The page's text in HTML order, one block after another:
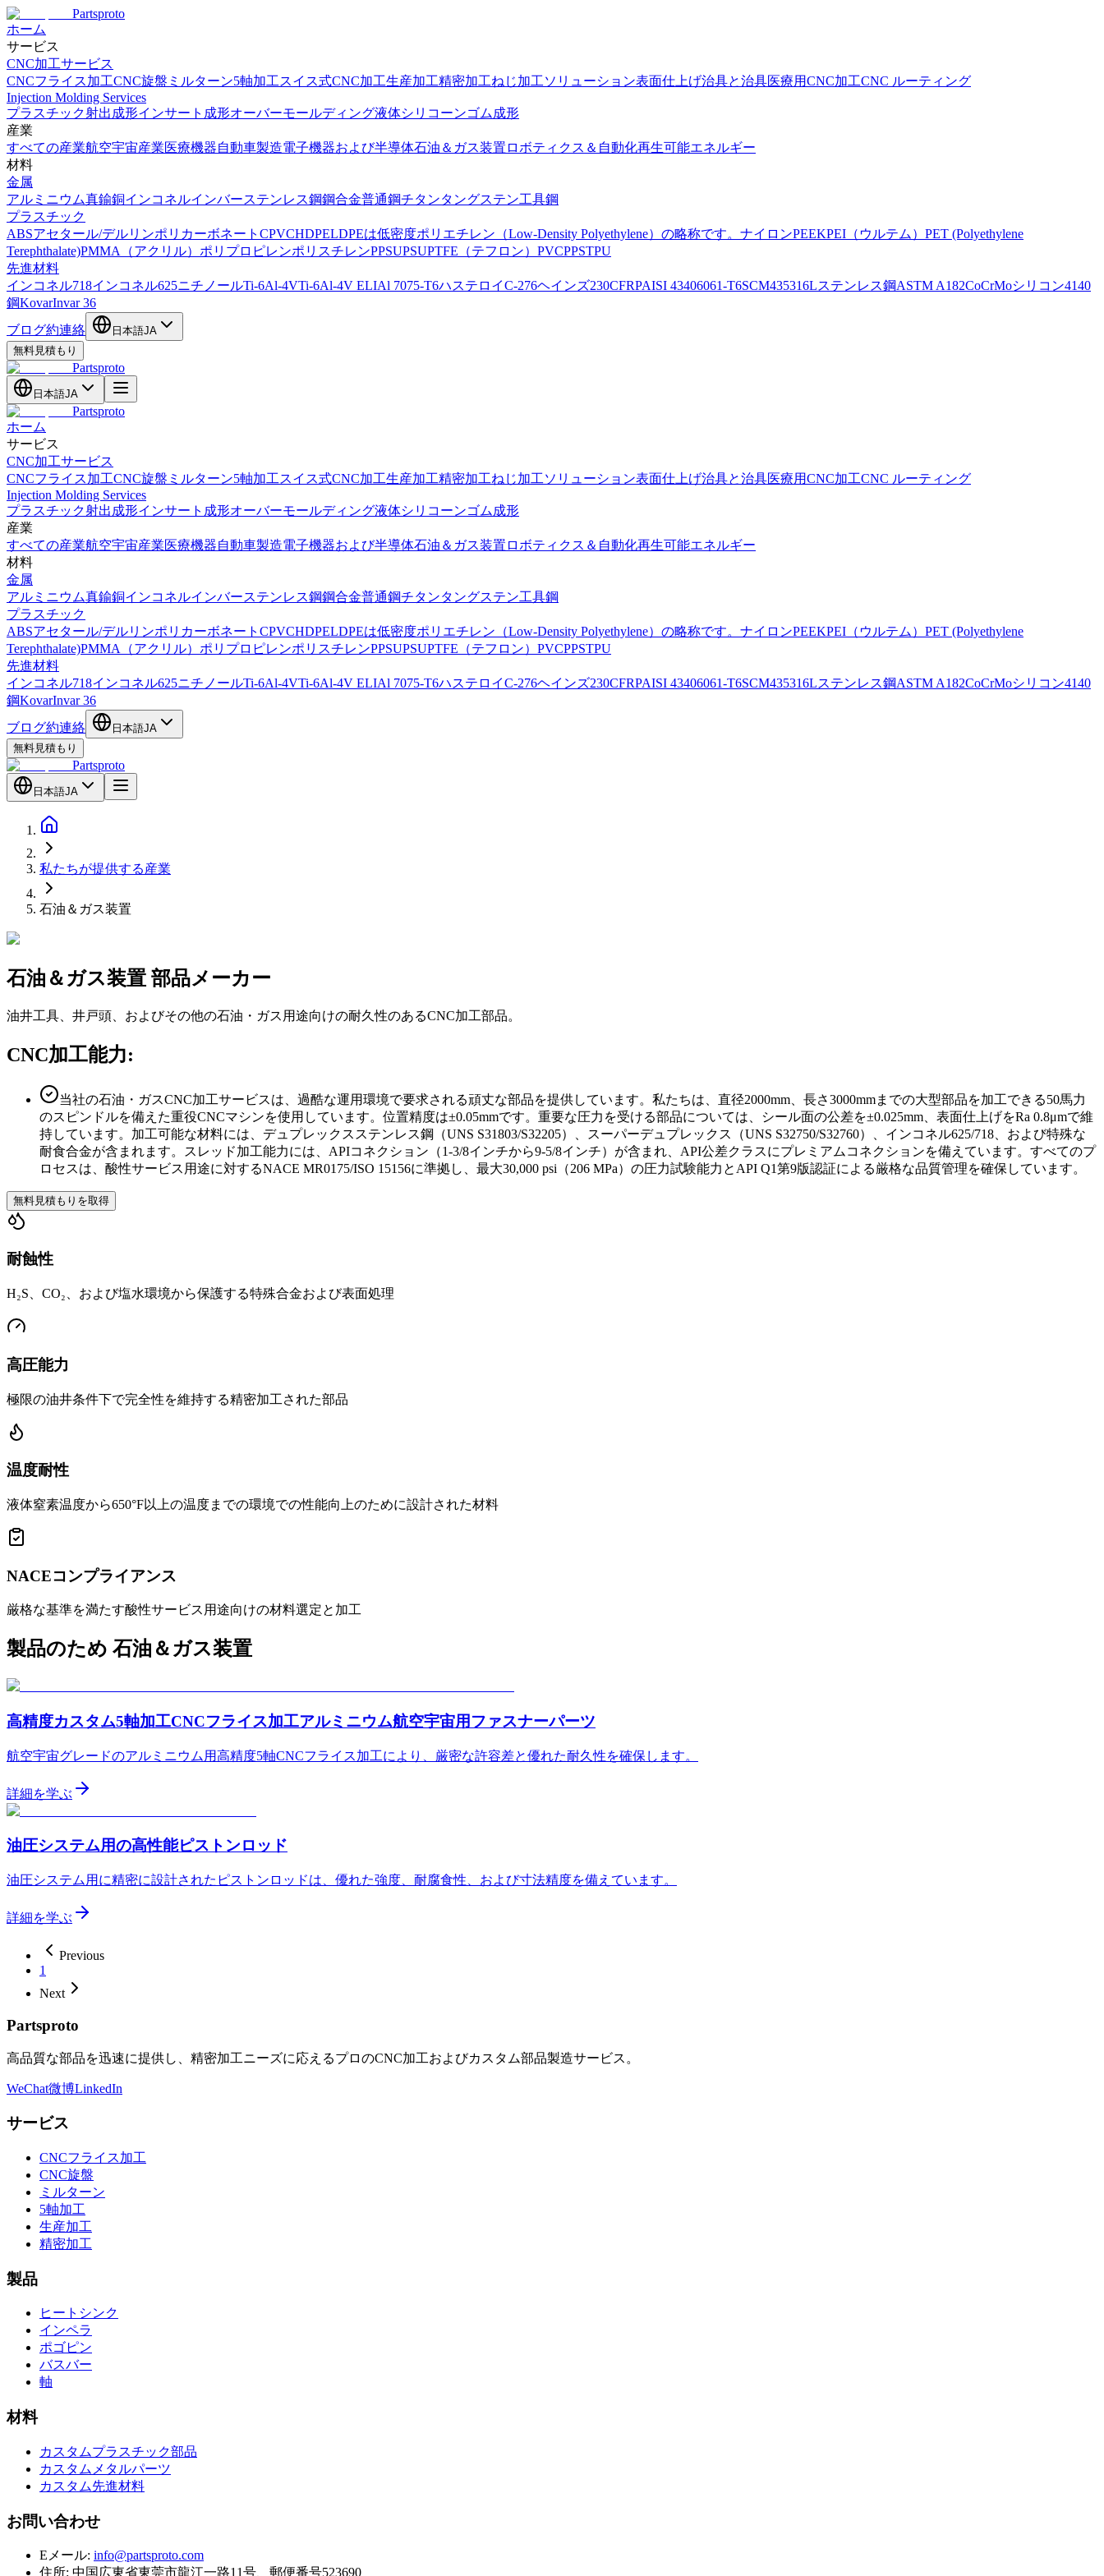
Partsproto
ホーム
サービス
CNC加工サービス
CNCフライス加工CNC旋盤 ミルターン5軸加工スイス式CNC加工生産加工精密加工ねじ加工ソリューション表面仕上げ治具と治具医療用CNC加工CNC ルーティング
Injection Molding Services
プラスチック射出成形インサート成形オーバーモールディング液体シリコーンゴム成形
産業
すべての産業航空宇宙産業医療機器自動車製造電子機器および半導体石油＆ガス装置 ロボティクス＆自動化再生可能エネルギー
材料
金属
アルミニウム真鍮銅インコネルインバーステンレス鋼鋼合金普通鋼チタンタングステン工具鋼
プラスチック
ABSアセタール/デルリンポリカーボネート CPVCHDPELDPEは低密度ポリエチレン（Low-Density Polyethylene）の略称です。 ナイロンPEEKPEI（ウルテム） PET (Polyethylene
Terephthalate)PMMA（アクリル） ポリプロピレンポリスチレンPPSUPSUPTFE（テフロン） PVCPPSTPU
先進材料
インコネル718インコネル625ニチノールTi-6Al-4VTi-6Al-4V ELIAl 7075-T6ハステロイC-276ヘインズ230CFRPAISI 43406061-T6SCM435316Lステンレス鋼ASTM A182CoCrMoシリコン4140
鋼KovarInvar 36
ブログ約連絡 日本語JA
無料見積もり
Partsproto
日本語JA
Partsproto
ホーム
サービス
CNC加工サービス
CNCフライス加工CNC旋盤 ミルターン5軸加工スイス式CNC加工生産加工精密加工ねじ加工ソリューション表面仕上げ治具と治具医療用CNC加工CNC ルーティング
Injection Molding Services
プラスチック射出成形インサート成形オーバーモールディング液体シリコーンゴム成形
産業
すべての産業航空宇宙産業医療機器自動車製造電子機器および半導体石油＆ガス装置 ロボティクス＆自動化再生可能エネルギー
材料
金属
アルミニウム真鍮銅インコネルインバーステンレス鋼鋼合金普通鋼チタンタングステン工具鋼
プラスチック
ABSアセタール/デルリンポリカーボネート CPVCHDPELDPEは低密度ポリエチレン（Low-Density Polyethylene）の略称です。 ナイロンPEEKPEI（ウルテム） PET (Polyethylene
Terephthalate)PMMA（アクリル） ポリプロピレンポリスチレンPPSUPSUPTFE（テフロン） PVCPPSTPU
先進材料
インコネル718インコネル625ニチノールTi-6Al-4VTi-6Al-4V ELIAl 7075-T6ハステロイC-276ヘインズ230CFRPAISI 43406061-T6SCM435316Lステンレス鋼ASTM A182CoCrMoシリコン4140
鋼KovarInvar 36
ブログ約連絡 日本語JA
無料見積もり
Partsproto
日本語JA
私たちが提供する産業
石油＆ガス装置
石油＆ガス装置 部品メーカー
油井工具、井戸頭、およびその他の石油・ガス用途向けの耐久性のあるCNC加工部品。
CNC加工能力:
当社の石油・ガスCNC加工サービスは、過酷な運用環境で要求される頑丈な部品を提供しています。私たちは、直径2000mm、長さ3000mmまでの大型部品を加工できる50馬力
のスピンドルを備えた重役CNCマシンを使用しています。位置精度は±0.05mmです。重要な圧力を受ける部品については、シール面の公差を±0.025mm、表面仕上げをRa 0.8μmで維
持しています。加工可能な材料には、デュプレックスステンレス鋼（UNS S31803/S32205）、スーパーデュプレックス（UNS S32750/S32760）、インコネル625/718、および特殊な
耐食合金が含まれます。スレッド加工能力には、APIコネクション（1-3/8インチから9-5/8インチ）が含まれ、API公差クラスにプレミアムコネクションを備えています。すべてのプ
ロセスは、酸性サービス用途に対するNACE MR0175/ISO 15156に準拠し、最大30,000 psi（206 MPa）の圧力試験能力とAPI Q1第9版認証による厳格な品質管理を確保しています。
無料見積もりを取得
耐蝕性
H₂S、CO₂、および塩水環境から保護する特殊合金および表面処理
高圧能力
極限の油井条件下で完全性を維持する精密加工された部品
温度耐性
液体窒素温度から650°F以上の温度までの環境での性能向上のために設計された材料
NACEコンプライアンス
厳格な基準を満たす酸性サービス用途向けの材料選定と加工
製品のため 石油＆ガス装置
高精度カスタム5軸加工CNCフライス加工アルミニウム航空宇宙用ファスナーパーツ
航空宇宙グレードのアルミニウム用高精度5軸CNCフライス加工により、厳密な許容差と優れた耐久性を確保します。
詳細を学ぶ
油圧システム用の高性能ピストンロッド
油圧システム用に精密に設計されたピストンロッドは、優れた強度、耐腐食性、および寸法精度を備えています。
詳細を学ぶ
Previous
1
Next
Partsproto
高品質な部品を迅速に提供し、精密加工ニーズに応えるプロのCNC加工およびカスタム部品製造サービス。
WeChat微博LinkedIn
サービス
CNCフライス加工
CNC旋盤
ミルターン
5軸加工
生産加工
精密加工
製品
ヒートシンク
インペラ
ポゴピン
バスバー
軸
材料
カスタムプラスチック部品
カスタムメタルパーツ
カスタム先進材料
お問い合わせ
Eメール: info@partsproto.com
住所: 中国広東省東莞市龍江一路11号、郵便番号523690